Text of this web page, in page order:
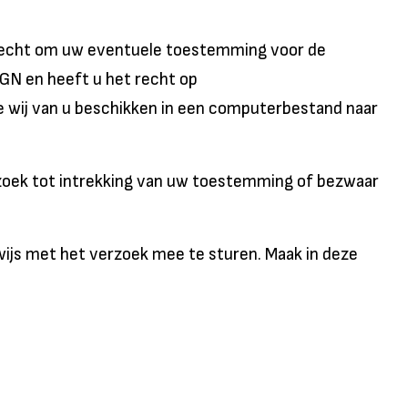
om uw eventuele toestemming voor de
en heeft u het recht op
van u beschikken in een computerbestand naar
tot intrekking van uw toestemming of bezwaar
met het verzoek mee te sturen. Maak in deze